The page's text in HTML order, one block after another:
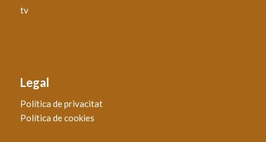
tv
Legal
Política de privacitat
Política de cookies